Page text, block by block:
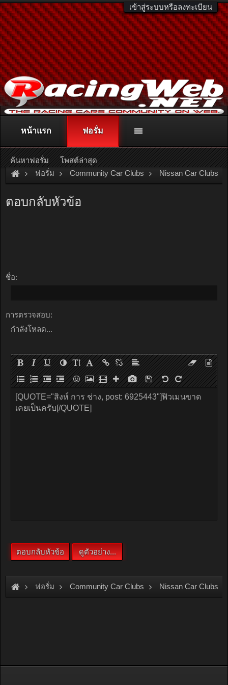
เข้าสู่ระบบหรือลงทะเบียน
ติดต่อลงโฆษณา racingweb@gmail.comหรือโทร. 081-811-1138
หรืออ่านรายละเอียดเพิ่มเติม คลิกที่นี่
ฟอรั่ม Community Car Clubs Nissan Car Clubs
ตอบกลับหัวข้อ
ชื่อ:
การตรวจสอบ:
กำลังโหลด...
ฟอรั่ม Community Car Clubs Nissan Car Clubs
หน้าแรก ฟอรั่ม
ค้นหาฟอรั่ม โพสต์ล่าสุด